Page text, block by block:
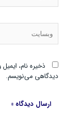
ذخیره نام،
دیدگاهی می‌نویسم.